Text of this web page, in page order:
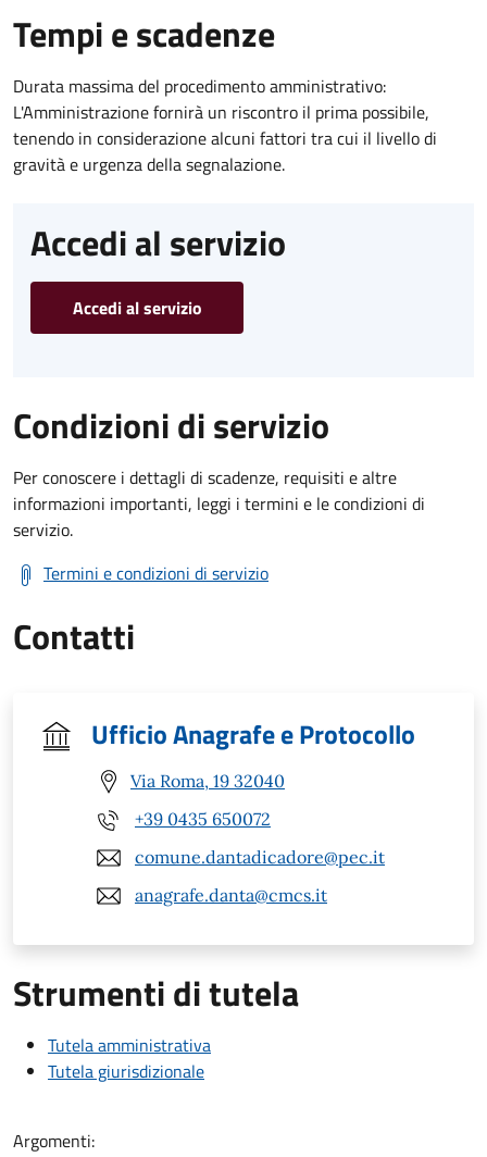
Tempi e scadenze
Durata massima del procedimento amministrativo:
L'Amministrazione fornirà un riscontro il prima possibile,
tenendo in considerazione alcuni fattori tra cui il livello di
gravità e urgenza della segnalazione.
Accedi al servizio
Accedi al servizio
Condizioni di servizio
Per conoscere i dettagli di scadenze, requisiti e altre
informazioni importanti, leggi i termini e le condizioni di
servizio.
Termini e condizioni di servizio
Contatti
Ufficio Anagrafe e Protocollo
Via Roma, 19 32040
+39 0435 650072
comune.dantadicadore@pec.it
anagrafe.danta@cmcs.it
Strumenti di tutela
Tutela amministrativa
Tutela giurisdizionale
Argomenti: